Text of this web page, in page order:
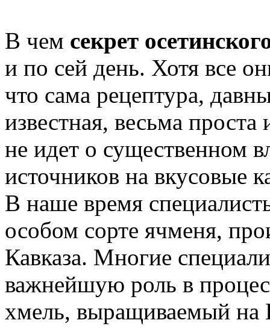
В чем секрет
и по сей день. Хотя все
что сама рецептура,
известная, весьма
не идет о существенном
источников на вкусовые
В наше время
особом сорте ячменя,
Кавказа. Многие
важнейшую роль в
хмель, выращиваемый на